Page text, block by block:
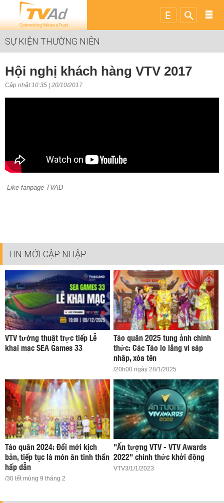
SỰ KIỆN THƯỜNG NIÊN
Hội nghị khách hàng VTV 2017
Cập nhật 10:35 | 20/10/2017
Like fanpage TVAD
TIN MỚI CẬP NHẬP
VTV tường thuật trực tiếp Lễ
khai mạc SEA Games 33
Táo quân 2025 tung ảnh chính
thức: Các Táo lo lắng vì sáp
nhập, xóa tên
/20h00 ngày 28/1/2025
Táo quân 2024: Đổi mới kịch
bản, tiếp tục là món ăn tinh thần
hấp dẫn
/30 tết mùng 9 tháng 2
"Ấn tượng VTV - VTV Awards
2022" chính thức khởi động
VTV3/1/1/2023